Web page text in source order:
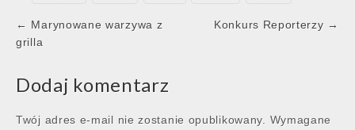
Post
navigation
← Marynowane warzywa z
grilla
Konkurs Reporterzy →
Dodaj komentarz
Twój adres e-mail nie zostanie opublikowany.
Wymagane